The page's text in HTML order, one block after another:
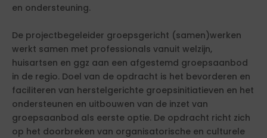
en ondersteuning.
De projectbegeleider groepsgericht (samen)werken
werkt samen met professionals vanuit welzijn,
huisartsen en ggz aan een afgestemd groepsaanbod
in de regio. Doel van de opdracht is het bevorderen en
faciliteren van herstelgerichte groepsinitiatieven en het
ondersteunen en uitbouwen van de inzet van
groepsaanbod als eerste optie. De opdracht richt zich
op het doorbreken van organisatorische en culturele